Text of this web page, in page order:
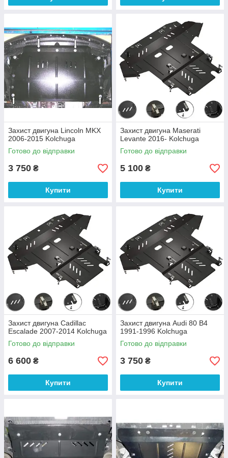
Захист двигуна Lincoln MKX
2006-2015 Kolchuga
Готово до відправки
3 750 ₴
Купити
Захист двигуна Maserati
Levante 2016- Kolchuga
Готово до відправки
5 100 ₴
Купити
Захист двигуна Cadillac
Escalade 2007-2014 Kolchuga
Готово до відправки
6 600 ₴
Купити
Захист двигуна Audi 80 B4
1991-1996 Kolchuga
Готово до відправки
3 750 ₴
Купити